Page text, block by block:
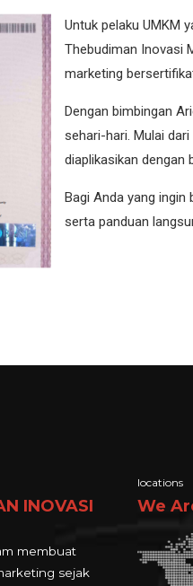
Untuk pelaku UMKM
Thebudiman Inovasi
marketing
Dengan bimbingan
sehari-hari. Mulai
diaplikasikan dengan
Bagi Anda yang
serta panduan
INOVASI
membuat
sejak
locations
We